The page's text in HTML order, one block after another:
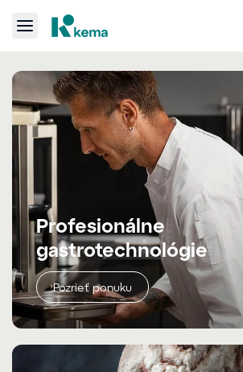
Profesionálne
gastrotechnológie
Pozrieť ponuku